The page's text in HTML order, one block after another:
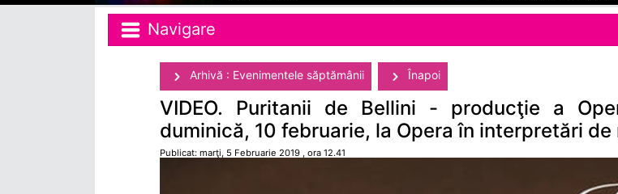
Navigare
Arhivă : Evenimentele săptămânii Înapoi
VIDEO. Puritanii de Bellini - producţie a
duminică, 10 februarie, la Opera în interpretări de
Publicat: marţi, 5 Februarie 2019 , ora 12.41